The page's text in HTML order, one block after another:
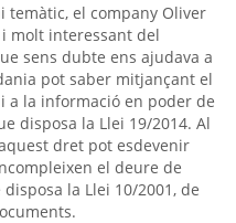
temàtic, el company Oliver
molt interessant del
sens dubte ens ajudava a
pot saber mitjançant el
a la informació en poder de
disposa la Llei 19/2014. Al
dret pot esdevenir
el deure de
la Llei 10/2001, de